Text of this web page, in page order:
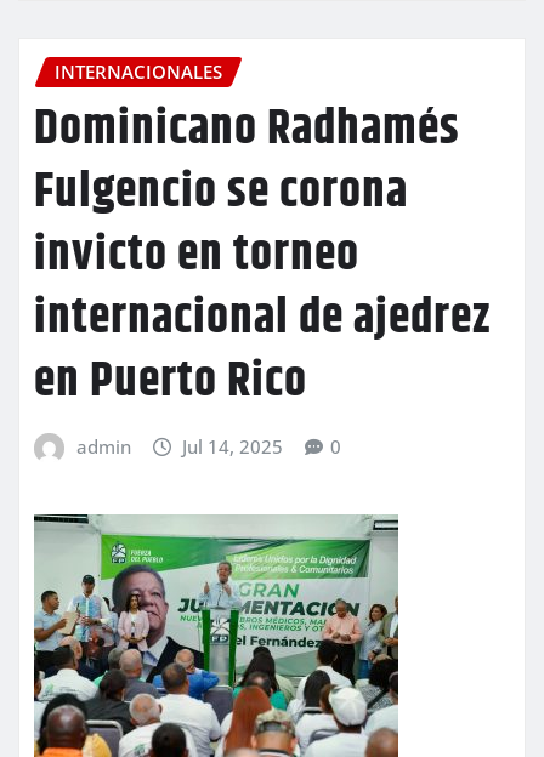
INTERNACIONALES
Dominicano Radhamés
Fulgencio se corona
invicto en torneo
internacional de ajedrez
en Puerto Rico
admin Jul 14, 2025 0